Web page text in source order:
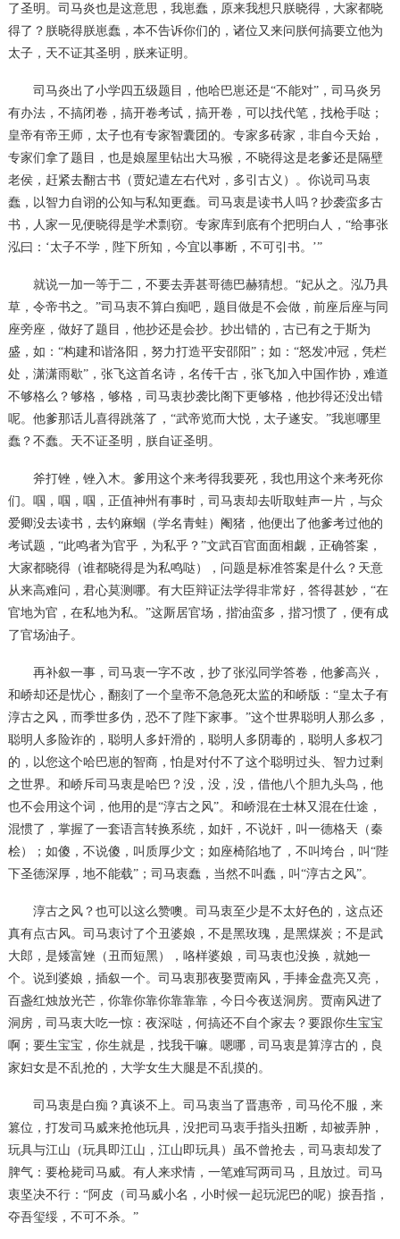
了圣明。司马炎也是这意思，我崽蠢，原来我想只朕晓得，大家都晓
得了？朕晓得朕崽蠢，本不告诉你们的，诸位又来问朕何搞要立他为
太子，天不证其圣明，朕来证明。
司马炎出了小学四五级题目，他哈巴崽还是“不能对”，司马炎另
有办法，不搞闭卷，搞开卷考试，搞开卷，可以找代笔，找枪手哒；
皇帝有帝王师，太子也有专家智囊团的。专家多砖家，非自今天始，
专家们拿了题目，也是娘屋里钻出大马猴，不晓得这是老爹还是隔壁
老侯，赶紧去翻古书（贾妃遣左右代对，多引古义）。你说司马衷
蠢，以智力自诩的公知与私知更蠢。司马衷是读书人吗？抄袭蛮多古
书，人家一见便晓得是学术剽窃。专家库到底有个把明白人，“给事张
泓曰：‘太子不学，陛下所知，今宜以事断，不可引书。’”
就说一加一等于二，不要去弄甚哥德巴赫猜想。 “妃从之。泓乃具
草，令帝书之。”司马衷不算白痴吧，题目做是不会做，前座后座与同
座旁座，做好了题目，他抄还是会抄。抄出错的，古已有之于斯为
盛，如：“构建和谐洛阳，努力打造平安邵阳”；如：“怒发冲冠，凭栏
处，潇潇雨歇”，张飞这首名诗，名传千古，张飞加入中国作协，难道
不够格么？够格，够格，司马衷抄袭比阁下更够格，他抄得还没出错
呢。他爹那话儿喜得跳落了，“武帝览而大悦，太子遂安。”我崽哪里
蠢？不蠢。天不证圣明，朕自证圣明。
斧打锉，锉入木。爹用这个来考得我要死，我也用这个来考死你
们。啯，啯，啯，正值神州有事时，司马衷却去听取蛙声一片，与众
爱卿没去读书，去钓麻蝈（学名青蛙）阉猪，他便出了他爹考过他的
考试题， “此鸣者为官乎，为私乎？”文武百官面面相觑，正确答案，
大家都晓得（谁都晓得是为私鸣哒），问题是标准答案是什么？天意
从来高难问，君心莫测哪。有大臣辩证法学得非常好，答得甚妙，“在
官地为官，在私地为私。”这厮居官场，揩油蛮多，揩习惯了，便有成
了官场油子。
再补叙一事，司马衷一字不改，抄了张泓同学答卷，他爹高兴，
和峤却还是忧心，翻刻了一个皇帝不急急死太监的和峤版： “皇太子有
淳古之风，而季世多伪，恐不了陛下家事。”这个世界聪明人那么多，
聪明人多险诈的，聪明人多奸滑的，聪明人多阴毒的，聪明人多权刁
的，以您这个哈巴崽的智商，怕是对付不了这个聪明过头、智力过剩
之世界。和峤斥司马衷是哈巴？没，没，没，借他八个胆九头鸟，他
也不会用这个词，他用的是“淳古之风”。和峤混在士林又混在仕途，
混惯了，掌握了一套语言转换系统，如奸，不说奸，叫一德格天（秦
桧）；如傻，不说傻，叫质厚少文；如座椅陷地了，不叫垮台，叫“陛
下圣德深厚，地不能载”；司马衷蠢，当然不叫蠢，叫“淳古之风”。
淳古之风？也可以这么赞噢。司马衷至少是不太好色的，这点还
真有点古风。司马衷讨了个丑婆娘，不是黑玫瑰，是黑煤炭；不是武
大郎，是矮富矬（丑而短黑），咯样婆娘，司马衷也没换，就她一
个。说到婆娘，插叙一个。司马衷那夜娶贾南风，手捧金盘亮又亮，
百盏红烛放光芒，你靠你靠你靠靠靠，今日今夜送洞房。贾南风进了
洞房，司马衷大吃一惊：夜深哒，何搞还不自个家去？要跟你生宝宝
啊；要生宝宝，你生就是，找我干嘛。嗯哪，司马衷是算淳古的，良
家妇女是不乱抢的，大学女生大腿是不乱摸的。
司马衷是白痴？真谈不上。司马衷当了晋惠帝，司马伦不服，来
篡位，打发司马威来抢他玩具，没把司马衷手指头扭断，却被弄肿，
玩具与江山（玩具即江山，江山即玩具）虽不曾抢去，司马衷却发了
脾气：要枪毙司马威。有人来求情，一笔难写两司马，且放过。司马
衷坚决不行： “阿皮（司马威小名，小时候一起玩泥巴的呢）捩吾指，
夺吾玺绥，不可不杀。”